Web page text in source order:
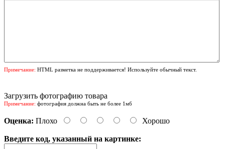
Примечание: HTML разметка не поддерживается! Используйте обычный текст.
Загрузить фотографию товара
Примечание: фотография должна быть не более 1мб
Оценка: Плохо Хорошо
Введите код, указанный на картинке: